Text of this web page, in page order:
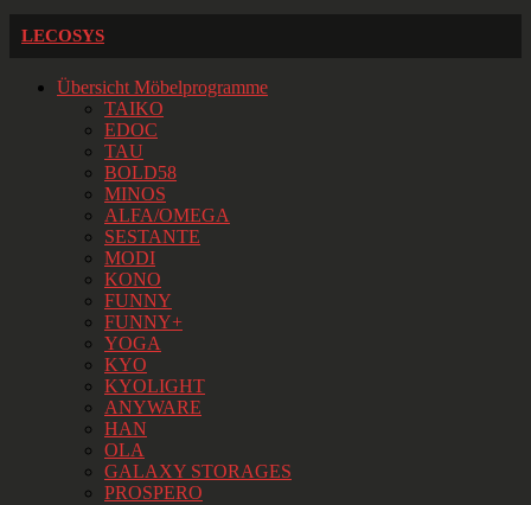
LECOSYS
Übersicht Möbelprogramme
TAIKO
EDOC
TAU
BOLD58
MINOS
ALFA/OMEGA
SESTANTE
MODI
KONO
FUNNY
FUNNY+
YOGA
KYO
KYOLIGHT
ANYWARE
HAN
OLA
GALAXY STORAGES
PROSPERO